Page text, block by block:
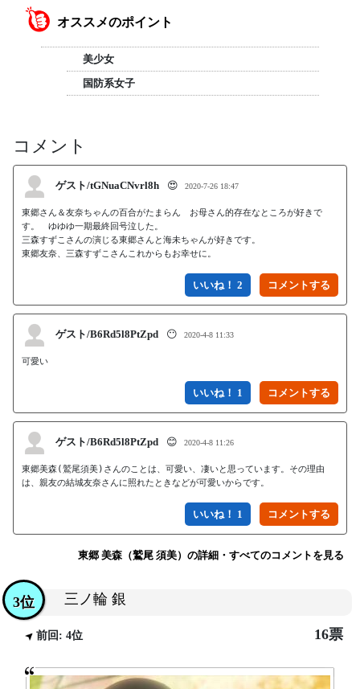
オススメのポイント
美少女
国防系女子
コメント
ゲスト/tGNuaCNvrl8h 😍 2020-7-26 18:47
東郷さん＆友奈ちゃんの百合がたまらん　お母さん的存在なところが好きで
す。　ゆゆゆ一期最終回号泣した。
三森すずこさんの演じる東郷さんと海未ちゃんが好きです。
東郷友奈、三森すずこさんこれからもお幸せに。
いいね！ 2
ゲスト/B6Rd5l8PtZpd 😶 2020-4-8 11:33
可愛い
いいね！ 1
ゲスト/B6Rd5l8PtZpd 😊 2020-4-8 11:26
東郷美森(鷲尾須美)さんのことは、可愛い、凄いと思っています。その理由
いいね！ 1
東郷 美森（鷲尾 須美）の詳細・すべてのコメントを見る
三ノ輪 銀
3位
前回: 4位 16票